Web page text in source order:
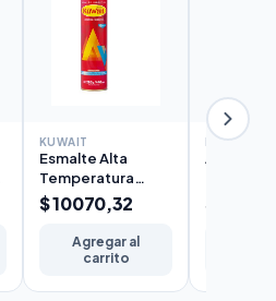
KUWAIT
Esmalte Alta
Temperatura
Aluminio Kuwait
Aerosol 440cc
$ 10070,32
Agregar al
carrito
KUWAIT
Antióxido
$